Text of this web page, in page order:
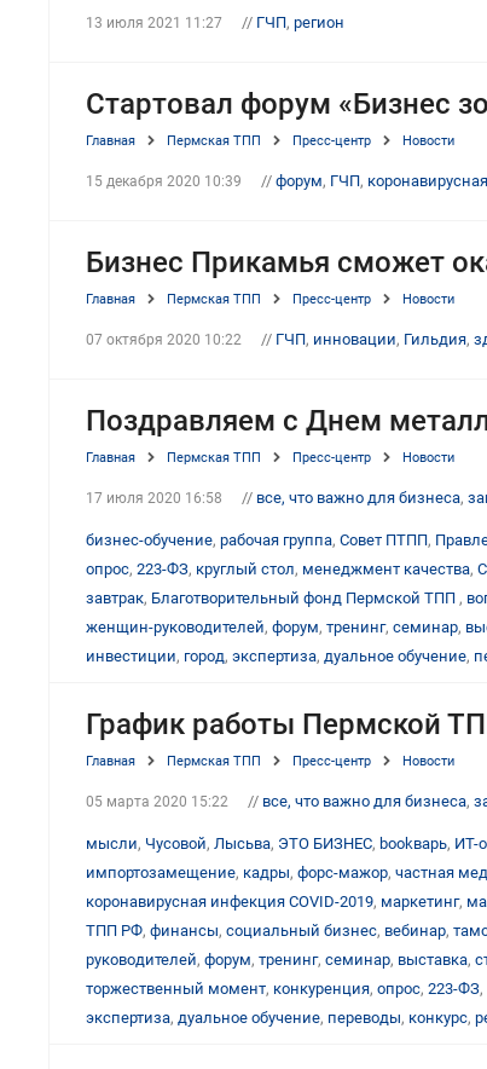
13 июля 2021 11:27 // ГЧП, регион
Стартовал форум «Бизнес
Главная Пермская ТПП Пресс-центр Новости
15 декабря 2020 10:39 // форум, ГЧП,
Бизнес Прикамья сможет
Главная Пермская ТПП Пресс-центр Новости
07 октября 2020 10:22 // ГЧП, инновации, Гильдия,
Поздравляем с Днем
Главная Пермская ТПП Пресс-центр Новости
17 июля 2020 16:58 // все, что важно для бизнеса,
бизнес-обучение, рабочая группа, Совет ПТПП,
опрос, 223-ФЗ, круглый стол, менеджмент качества,
завтрак, Благотворительный фонд Пермской ТПП ,
женщин-руководителей, форум, тренинг, семинар,
инвестиции, город, экспертиза, дуальное обучение,
График работы Пермской
Главная Пермская ТПП Пресс-центр Новости
05 марта 2020 15:22 // все, что важно для бизнеса,
мысли, Чусовой, Лысьва, ЭТО БИЗНЕС, bookварь, ИТ-
импортозамещение, кадры, форс-мажор, частная
коронавирусная инфекция COVID-2019, маркетинг,
ТПП РФ, финансы, социальный бизнес, вебинар,
руководителей, форум, тренинг, семинар, выставка,
торжественный момент, конкуренция, опрос, 223-ФЗ,
экспертиза, дуальное обучение, переводы, конкурс,